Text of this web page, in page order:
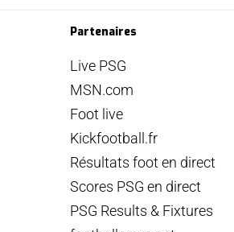
Partenaires
Live PSG
MSN.com
Foot live
Kickfootball.fr
Résultats foot en direct
Scores PSG en direct
PSG Results & Fixtures